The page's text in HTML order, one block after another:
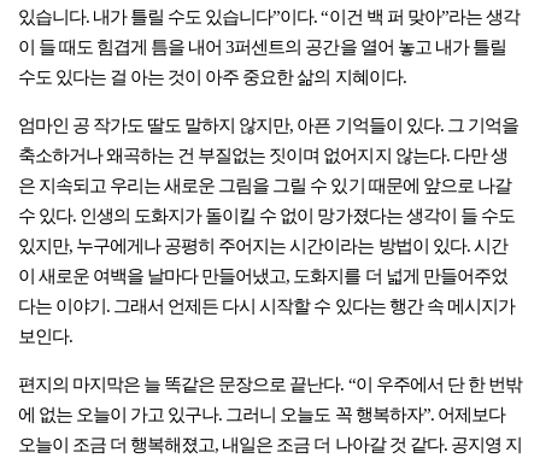
있습니다. 내가 틀릴 수도 있습니다”이다. “이건 백 퍼 맞아”라는 생각
이 들 때도 힘겹게 틈을 내어 3퍼센트의 공간을 열어 놓고 내가 틀릴
수도 있다는 걸 아는 것이 아주 중요한 삶의 지혜이다.
엄마인 공 작가도 딸도 말하지 않지만, 아픈 기억들이 있다. 그 기억을
축소하거나 왜곡하는 건 부질없는 짓이며 없어지지 않는다. 다만 생
은 지속되고 우리는 새로운 그림을 그릴 수 있기 때문에 앞으로 나갈
수 있다. 인생의 도화지가 돌이킬 수 없이 망가졌다는 생각이 들 수도
있지만, 누구에게나 공평히 주어지는 시간이라는 방법이 있다. 시간
이 새로운 여백을 날마다 만들어냈고, 도화지를 더 넓게 만들어주었
다는 이야기. 그래서 언제든 다시 시작할 수 있다는 행간 속 메시지가
보인다.
편지의 마지막은 늘 똑같은 문장으로 끝난다. “이 우주에서 단 한 번밖
에 없는 오늘이 가고 있구나. 그러니 오늘도 꼭 행복하자”. 어제보다
오늘이 조금 더 행복해졌고, 내일은 조금 더 나아갈 것 같다. 공지영 지